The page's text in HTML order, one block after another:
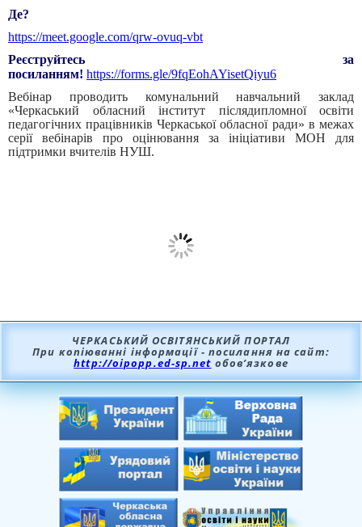
Де?
https://meet.google.com/qrw-ovuq-vbt
Реєструйтесь за
посиланням! https://forms.gle/9fqEohAYisetQiyu6
Вебінар проводить комунальний навчальний заклад
«Черкаський обласний інститут післядипломної освіти
педагогічних працівників Черкаської обласної ради» в межах
серії вебінарів про оцінювання за ініціативи МОН для
підтримки вчителів НУШ.
ЧЕРКАСЬКИЙ ОСВІТЯНСЬКИЙ ПОРТАЛ
При копіюванні інформації - посилання на сайт:
http://oipopp.ed-sp.net обов’язкове